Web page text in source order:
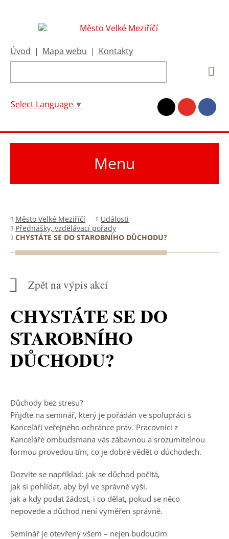
Úvod | Mapa webu | Kontakty
Select Language ▼
Menu
Město Velké Meziříčí
Události
Přednášky, vzdělávací pořady
CHYSTÁTE SE DO STAROBNÍHO DŮCHODU?
Zpět na výpis akcí
CHYSTÁTE SE DO
STAROBNÍHO
DŮCHODU?
Důchody bez stresu?
Přijďte na seminář, který je pořádán ve spolupráci s
Kanceláří veřejného ochránce práv. Pracovníci z
Kanceláře ombudsmana vás zábavnou a srozumitelnou
formou provedou tím, co je dobré vědět o důchodech.
Dozvíte se například: jak se důchod počítá,
jak si pohlídat, aby byl ve správné výši,
jak a kdy podat žádost, i co dělat, pokud se něco
nepovede a důchod není vyměřen správně.
Seminář je otevřený všem – nejen budoucím